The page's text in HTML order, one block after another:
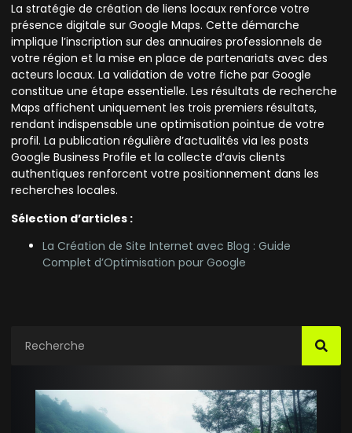
La stratégie de création de liens locaux renforce votre
présence digitale sur Google Maps. Cette démarche
implique l’inscription sur des annuaires professionnels de
votre région et la mise en place de partenariats avec des
acteurs locaux. La validation de votre fiche par Google
constitue une étape essentielle. Les résultats de recherche
Maps affichent uniquement les trois premiers résultats,
rendant indispensable une optimisation pointue de votre
profil. La publication régulière d’actualités via les posts
Google Business Profile et la collecte d’avis clients
authentiques renforcent votre positionnement dans les
recherches locales.
Sélection d’articles :
La Création de Site Internet avec Blog : Guide
Complet d’Optimisation pour Google